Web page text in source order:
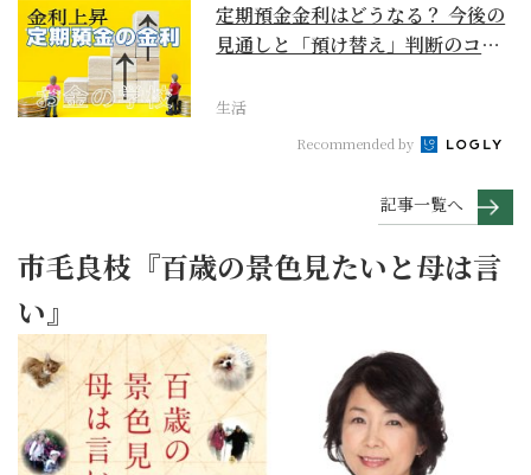
定期預金金利はどうなる？ 今後の
見通しと「預け替え」判断のコツ
生活
Recommended by
記事一覧へ
市毛良枝『百歳の景色見たいと母は言
い』